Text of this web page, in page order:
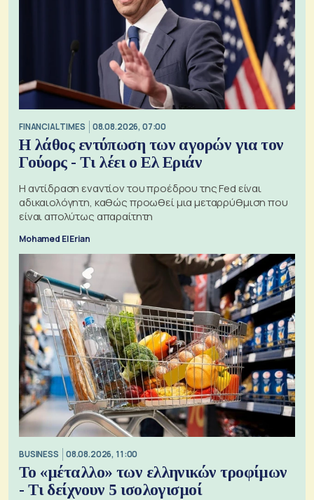
FINANCIAL TIMES 08.08.2026, 07:00
Η λάθος εντύπωση των αγορών για τον
Γούορς - Τι λέει ο Ελ Εριάν
Η αντίδραση εναντίον του προέδρου της Fed είναι
αδικαιολόγητη, καθώς προωθεί μια μεταρρύθμιση που
είναι απολύτως απαραίτητη
Mohamed El Erian
BUSINESS 08.08.2026, 11:00
Το «μέταλλο» των ελληνικών τροφίμων
- Τι δείχνουν 5 ισολογισμοί